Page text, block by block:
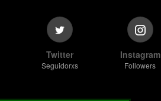
Twitter
Seguidorxs
Instagram
Followers